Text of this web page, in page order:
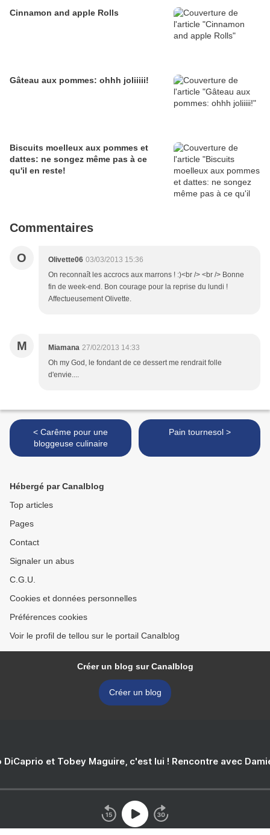
Cinnamon and apple Rolls
Gâteau aux pommes: ohhh joliiiii!
Biscuits moelleux aux pommes et
dattes: ne songez même pas à ce
qu'il en reste!
Commentaires
O Olivette06 03/03/2013 15:36
On reconnaît les accrocs aux marrons ! :)<br /> <br /> Bonne
fin de week-end. Bon courage pour la reprise du lundi !
Affectueusement Olivette.
M Miamana 27/02/2013 14:33
Oh my God, le fondant de ce dessert me rendrait folle
d'envie....
< Carême pour une
bloggeuse culinaire
Pain tournesol >
Hébergé par Canalblog
Top articles
Pages
Contact
Signaler un abus
C.G.U.
Cookies et données personnelles
Préférences cookies
Voir le profil de tellou sur le portail Canalblog
Créer un blog sur Canalblog
Créer un blog
DiCaprio et Tobey Maguire, c'est lui ! Rencontre avec